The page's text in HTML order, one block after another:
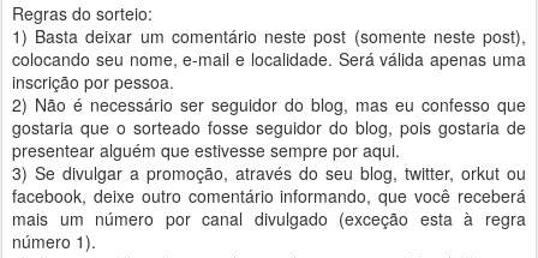
Regras do sorteio:
1) Basta deixar um comentário neste post (somente neste post),
colocando seu nome, e-mail e localidade. Será válida apenas uma
inscrição por pessoa.
2) Não é necessário ser seguidor do blog, mas eu confesso que
gostaria que o sorteado fosse seguidor do blog, pois gostaria de
presentear alguém que estivesse sempre por aqui.
3) Se divulgar a promoção, através do seu blog, twitter, orkut ou
facebook, deixe outro comentário informando, que você receberá
mais um número por canal divulgado (exceção esta à regra
número 1).